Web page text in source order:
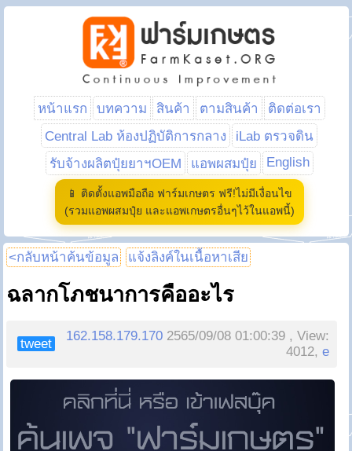
หน้าแรก บทความ สินค้า ตามสินค้า
ติดต่อเรา
Central Lab ห้องปฏิบัติการกลาง
iLab ตรวจดิน
รับจ้างผลิตปุ๋ยยาฯOEM
แอพผสมปุ๋ย English
📱 ติดตั้งแอพมือถือ ฟาร์มเกษตร ฟรี!ไม่มีเงื่อนไข
(รวมแอพผสมปุ๋ย และแอพเกษตรอื่นๆไว้ในแอพนี้)
<กลับหน้าค้นข้อมูล แจ้งลิงค์ในเนื้อหาเสีย
ฉลากโภชนาการคืออะไร
tweet
162.158.179.170 2565/09/08 01:00:39 , View:
4012,e